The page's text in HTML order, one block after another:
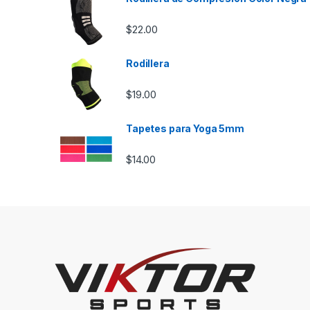
$22.00
Rodillera
$19.00
Tapetes para Yoga 5mm
$14.00